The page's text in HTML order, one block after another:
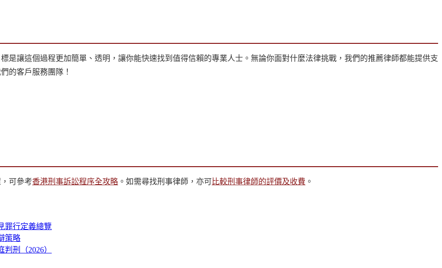
是讓這個過程更加簡單、透明，讓你能快速找到值得信賴的專業人士。無論你面對什麼法律挑戰，我們的推薦律師都能提供支
的客戶服務團隊！
可參考香港刑事訴訟程序全攻略 。如需尋找刑事律師，亦可比較刑事律師的評價及收費 。
罪行定義總覽
策略
刑（2026）